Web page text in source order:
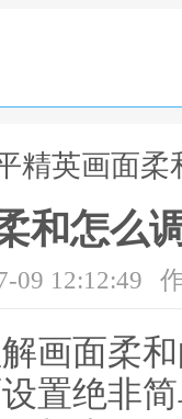
精英画面
和怎么
09 12:12:49
画面柔
置绝非